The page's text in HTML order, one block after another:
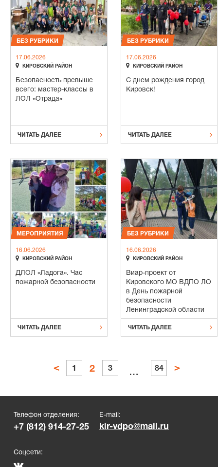
БЕЗ РУБРИКИ
17.06.2026
 КИРОВСКИЙ РАЙОН
Безопасность превыше
всего: мастер-классы в
ЛОЛ «Отрада»
ЧИТАТЬ ДАЛЕЕ 
БЕЗ РУБРИКИ
17.06.2026
 КИРОВСКИЙ РАЙОН
С днем рождения город
Кировск!
ЧИТАТЬ ДАЛЕЕ 
МЕРОПРИЯТИЯ
16.06.2026
 КИРОВСКИЙ РАЙОН
ДЛОЛ «Ладога». Час
пожарной безопасности
ЧИТАТЬ ДАЛЕЕ 
БЕЗ РУБРИКИ
16.06.2026
 КИРОВСКИЙ РАЙОН
Виар-проект от
Кировского МО ВДПО ЛО
в День пожарной
безопасности
Ленинградской области
ЧИТАТЬ ДАЛЕЕ 
Пагинация
< 1 2 3 … 84 >
Телефон отделения:
+7 (812) 914-27-25
E-mail:
kir-vdpo@mail.ru
Соцсети: